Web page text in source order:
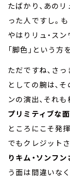
たばかり、あのリ
った人ですし。
やはりリュ・ス
「脚色」という方
ただですね、さ
としての腕は、
ンの演出、それ
プリミティブな面
ところにこそ発
でもクレジット
りキム・ソンフ
う面は間違いな